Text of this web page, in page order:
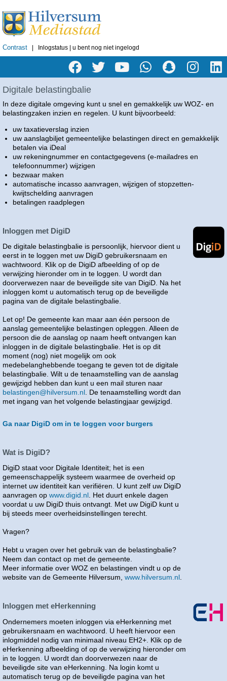
Contrast | Inlogstatus | u bent nog niet ingelogd
Digitale belastingbalie
In deze digitale omgeving kunt u snel en gemakkelijk uw WOZ- en
belastingzaken inzien en regelen. U kunt bijvoorbeeld:
uw taxatieverslag inzien
uw aanslagbiljet gemeentelijke belastingen direct en gemakkelijk
betalen via iDeal
uw rekeningnummer en contactgegevens (e-mailadres en
telefoonnummer) wijzigen
bezwaar maken
automatische incasso aanvragen, wijzigen of stopzetten-
kwijtschelding aanvragen
betalingen raadplegen
Inloggen met DigiD
De digitale belastingbalie is persoonlijk, hiervoor dient u
eerst in te loggen met uw DigiD gebruikersnaam en
wachtwoord. Klik op de DigiD afbeelding of op de
verwijzing hieronder om in te loggen. U wordt dan
doorverwezen naar de beveiligde site van DigiD. Na het
inloggen komt u automatisch terug op de beveiligde
pagina van de digitale belastingbalie.
Let op! De gemeente kan maar aan één persoon de
aanslag gemeentelijke belastingen opleggen. Alleen de
persoon die de aanslag op naam heeft ontvangen kan
inloggen in de digitale belastingbalie. Het is op dit
moment (nog) niet mogelijk om ook
medebelanghebbende toegang te geven tot de digitale
belastingbalie. Wilt u de tenaamstelling van de aanslag
gewijzigd hebben dan kunt u een mail sturen naar
belastingen@hilversum.nl. De tenaamstelling wordt dan
met ingang van het volgende belastingjaar gewijzigd.
Ga naar DigiD om in te loggen voor burgers
Wat is DigiD?
DigiD staat voor Digitale Identiteit; het is een
gemeenschappelijk systeem waarmee de overheid op
internet uw identiteit kan verifiëren. U kunt zelf uw DigiD
aanvragen op www.digid.nl. Het duurt enkele dagen
voordat u uw DigiD thuis ontvangt. Met uw DigiD kunt u
bij steeds meer overheidsinstellingen terecht.
Vragen?
Hebt u vragen over het gebruik van de belastingbalie?
Neem dan contact op met de gemeente.
Meer informatie over WOZ en belastingen vindt u op de
website van de Gemeente Hilversum, www.hilversum.nl.
Inloggen met eHerkenning
Ondernemers moeten inloggen via eHerkenning met
gebruikersnaam en wachtwoord. U heeft hiervoor een
inlogmiddel nodig van minimaal niveau EH2+. Klik op de
eHerkenning afbeelding of op de verwijzing hieronder om
in te loggen. U wordt dan doorverwezen naar de
beveiligde site van eHerkenning. Na login komt u
automatisch terug op de beveiligde pagina van het